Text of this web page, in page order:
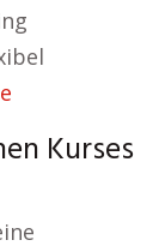
Kurses